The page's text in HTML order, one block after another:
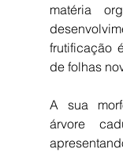
matéria
frutificação
de folhas
A sua
árvore